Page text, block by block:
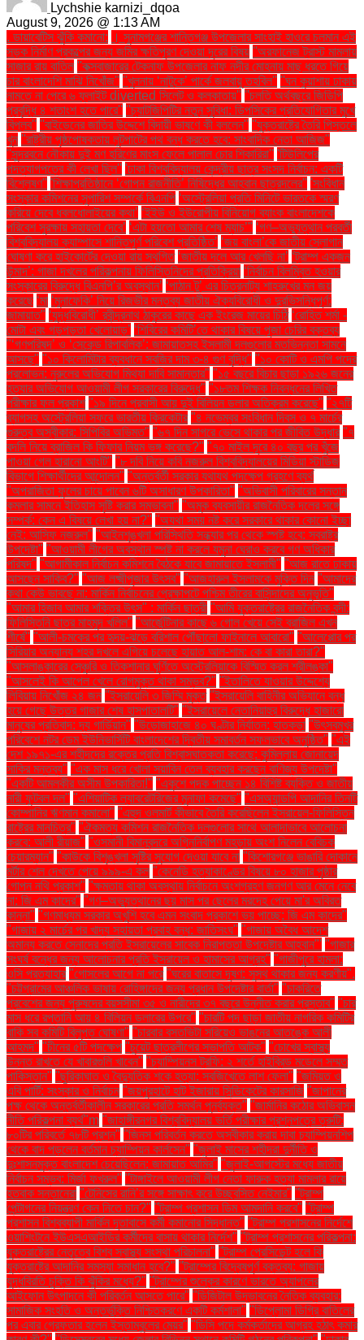
Lychshie karnizi_dqoa
August 9, 2026 @ 1:13 AM
. ডায়াবেটিস ঝুঁকি কমানো:
। সুনামগঞ্জের শান্তিগঞ্জ উপজেলার সাংহাই হাওরে চলমান এই
সড়ক নির্মাণ প্রকল্পের জন্য জমির ক্ষতিপূরণ দেওয়া দূরের বিষয় ''অরফানেজ ট্রাস্ট মামলায়
সাজার রায় বাতিল ''কক্সবাজারের টেকনাফ উপজেলার নাফ নদীর মোহনায় মাছ ধরতে গিয়ে
চার বাংলাদেশি মাঝি নিখোঁজ'' ''খুলনায় ‘নাটুকে’ পার্কে জলবায়ু তহবিল'' ''ঘন কুয়াশায় ঢাকায়
নামতে না পেরে ৬ ফ্লাইট diverted সিলেট ও কলকাতায়'' ''চলতি অর্থবছরে জিডিপি
প্রবৃদ্ধি ৪ শতাংশ হতে পারে'' ''চ্যাটজিপিটির নতুন সুবিধা: ডিপসিকের প্রতিযোগিতার মুখে
বিপ্লব'' ''বাইডেনের জাতির উদ্দেশে বিদায়ী ভাষণে কী বললেন'' ''যুক্তরাষ্ট্রে তৈরি পিস্তলে
খুন ''রাষ্ট্রীয় পৃষ্ঠপোষকতায় লুটপাটের পথ বন্ধ করতে হবে: সাংবাদিক নেতা আজিজ"
''সুন্দরবনে নৌকায় দুই মণ হরিণের মাংস ফেলে পালাল চোর শিকারিরা'' 'টিউলিপের
পদত্যাগপত্রে কী লেখা ছিল'' 'ঢাকা বিশ্ববিদ্যালয় কেন্দ্রীয় ছাত্র সংসদ নির্বাচন: একটি
বিশ্লেষণ'' 'শিক্ষাপ্রতিষ্ঠানে ‘গোপন রাজনীতি’ নিষিদ্ধের আহ্বান ছাত্রদলের'' 'সংবিধান
সংস্কার কমিশনের সুপারিশ সম্পর্কে বিএনপি ‘অস্ট্রেলিয়া প্রতি মিনিটে ভারতকে স্মরণ
করিয়ে দেবে ধবলধোলাইয়ের কথা’ ‘ইইউ ও ইউরোপীয় বিনিয়োগ ব্যাংক বাংলাদেশকে
পরিবেশ সুরক্ষায় সহায়তা দেবে’ ‘এটা হয়তো আমার শেষ ম্যাচ’" ‘গণ–অভ্যুত্থান পরবর্তী
বিশ্ববিদ্যালয় ক্যাম্পাসে শান্তিপূর্ণ পরিবেশ প্রতিষ্ঠিত’ ‘জয় বাংলা’কে জাতীয় স্লোগান
ঘোষণা করে হাইকোর্টের দেওয়া রায় স্থগিত ‘জাতীয় দলে আর খেলছি না’ ‘ট্রাম্প একজন
উন্মাদ’: গাজা দখলের পরিকল্পনায় ফিলিস্তিনিদের প্রতিক্রিয়া ‘নির্বাচন বিলম্বিত হওয়ার
সংস্কারের বিরুদ্ধে বিএনপি’র অবস্থান’ ‘পাঠান টু’ এর চিত্রনাট্য শাহরুখের মন জয়
করেছে ‘মা ‘মুনাফেকি’ নিয়ে রিজভীর মন্তব্য জাতীয় ঐক্যবিরোধী ও দুরভিসন্ধিপূর্ণ:
জামায়াত" ‘যুদ্ধবিরোধী’ রবীন্দ্রনাথ ঠাকুরের কাছে এক ইংরেজ মায়ের চিঠি ‘রোহিত শর্মা -
মোটা এবং গড়পড়তা খেলোয়াড়’ ‘শিবিরের কমিটি’তে থাকার বিষয়ে পূজা চেরির বক্তব্য
"‘গণপরিষদ’ ও ‘সেকেন্ড রিপাবলিক’: জামায়াতসহ ইসলামী দলগুলোর মতভিন্নতা সামনে
আসছে" "১০ কিলোমিটার ব্যবধানে সবজির দাম ৩-৪ গুণ বৃদ্ধি" "১০ কোটি ও এমপি পদের
প্রলোভন: নুরুলের অভিযোগ মিথ্যা দাবি সামান্তার" "১৫ বছরে বিচার ছাড়া ১৯২৬ জনের
হত্যার অভিযোগ আওয়ামী লীগ সরকারের বিরুদ্ধে" "১৮তম শিক্ষক নিবন্ধনের লিখিত
পরীক্ষার ফল প্রকাশ "১৯ দিনে প্রবাসী আয় দুই বিলিয়ন ডলার অতিক্রম করেছে" "২৭টি
ব্যাগসহ অস্ট্রেলিয়া সফরে ভারতীয় ক্রিকেটার "৪ নভেম্বর সংবিধান দিবস ও ৭ মার্চের
গুরুত্ব অস্বীকার: সিপিবির অভিমত" "৬৭ দিন সাগরে ভেসে থাকার পর জীবিত উদ্ধার "৭
বদলি নিয়ে ব্রাজিল কি ফিফার নিয়ম ভঙ্গ করেছে?" "৭০ মাইল দূরে ৪০ বছর পর খুঁজে
পাওয়া গেল হারানো আংটি" "৮ দবি নিয়ে কবি নজরুল বিশ্ববিদ্যালয়ের মিডিয়া স্টাডিজ
বিভাগে শিক্ষার্থীদের আন্দোলন" "অন্তর্বর্তী সরকার যথাযথ পদক্ষেপ গ্রহণে ব্যর্থ
"অপরাজিতা ফুলের চায়ে পাবেন ৬টি অসাধারণ উপকারিতা" "অভিবাসী পরিবারের সন্তান
কমলার সামনে ইতিহাস সৃষ্টি করার সম্ভাবনা" "অমুক ব্যবসায়ীর রাজনৈতিক দলের সঙ্গে
সম্পর্ক: কেন এ বিষয়ে লেখা হয় না?" "অযথা সময় নষ্ট করে সরকারে থাকার কোনো ইচ্ছা
নেই: আসিফ নজরুল" "আইনশৃঙ্খলা পরিস্থিতি সন্ধ্যার পর থেকে স্পষ্ট হবে: স্বরাষ্ট্র
উপদেষ্টা" "আওয়ামী লীগের অবস্থান স্পষ্ট না করলে যমুনা ঘেরাও করবে গণ অধিকার
পরিষদ" "আগামীকাল নির্বাচন কমিশনে বৈঠকে যাবে জামায়াতে ইসলামী" "আজ রাতে ঢাকায়
আসছেন সাকিব?" "আজ লক্ষ্মীপূজার উৎসব" "আজহারুল ইসলামকে মুক্তি দিন "আমাদের
কথা কেউ ভাবছে না: মার্কিন নির্বাচনের প্রেক্ষাপটে পশ্চিম তীরের বাসিন্দাদের অনুভূতি"
"আমার হিজাব আমার শক্তির উৎস" : মার্কিন ছাত্রী "আমি যুক্তরাষ্ট্রের রাজনৈতিক বন্দী:
ফিলিস্তিনি ছাত্র মাহমুদ খলিল" "আর্জেন্টিনার কাছে ৬ গোল খেয়ে সেই ব্রাজিল এখন
শীর্ষে" "আলী-চমকের পর হৃদয়-ঝড়ে বরিশাল পৌঁছালো ফাইনালে আবারো" "আলেপ্পোর পর
সিরিয়ার অন্যান্য শহর দখলে এগিয়ে চলেছে হায়াত আল-শাম: কে বা কারা তারা?"
"আসলাঙ্কারের সেঞ্চুরি ও তিকশানার ঘূর্ণিতে অস্ট্রেলিয়াকে বিস্মিত করল শ্রীলঙ্কা"
"আসলেই কি আপেল খেলে রোগমুক্ত থাকা সম্ভব?" "ইতালিতে যাওয়ার উদ্দেশ্যে
লিবিয়ায় নিখোঁজ ২৪ জন "ইসরায়েলি ৩ জিম্মি মুক্ত "ইসরায়েলি বাহিনীর অভিযানে বন্ধ
হয়ে গেছে উত্তর গাজার শেষ হাসপাতালটি" "ইসরায়েলে নেতানিয়াহুর বিরুদ্ধে হাজারো
মানুষের প্রতিবাদ: দ্য গার্ডিয়ান" "উড়োজাহাজে ৪০ ঘণ্টার নির্যাতন: হাতকড়া "উৎসবমুখর
পরিবেশে নটর ডেম ইউনিভার্সিটি বাংলাদেশের দ্বিতীয় সমাবর্তন সফলভাবে অনুষ্ঠিত" "এই
দেশ ১৯৭১-এর শহীদদের রক্তের প্রতি বিশ্বাসঘাতকতা করেছে: কুমিল্লায় জোনায়েদ
সাকির মন্তব্য" "এক মাস ধরে খোলা সয়াবিন তেল ব্যবহার করছেন বাণিজ্য উপদেষ্টা"
"একটি আমলকীর অসীম উপকারিতা!" "একুশে পদক পাচ্ছেন ১৪ বিশিষ্ট ব্যক্তি ও জাতীয়
নারী ফুটবল দল" "এশিয়াটিক ল্যাবরেটরিজের মুনাফা কমেছে" "এসঅ্যান্ডপি আদানির তিনটি
কোম্পানির ঋণমান কমালো" "এহুদ ওলমার্ট কীভাবে তৈরি করেছিলেন ইসরায়েল-ফিলিস্তিন
রাষ্ট্রের মানচিত্র" "ঐকমত্য কমিশন রাজনৈতিক দলগুলোর সাথে আলাদাভাবে আলোচনা
করবে: আলী রীয়াজ" "ওসমানী বিমানবন্দরে অগ্নিনির্বাপণ মহড়ায় অংশ নিলেন বেবিচক
চেয়ারম্যান" "কাউকে বিশৃঙ্খলা সৃষ্টির সুযোগ দেওয়া যাবে না "কিশোরগঞ্জে ভাঙারি দোকানে
মর্টার শেল দেখতে পেয়ে ৯৯৯-এ কল "কেনেডি হত্যাকাণ্ডের বিষয়ে ৮০ হাজার পৃষ্ঠার
গোপন নথি প্রকাশ" "ক্ষমতায় থাকা অবস্থায় নির্বাচনে অংশগ্রহণ জনগণ আর মেনে নেবে
না: জি এম কাদের" "গণ–অভ্যুত্থানের ছয় মাস পর ছেলের মরদেহ পেয়ে মা'র অবিরত
কান্না" "গণমাধ্যম সরকার অখুশি হবে এমন সংবাদ প্রকাশে ভয় পাচ্ছে: জি এম কাদের"
"গাজায় ২ মার্চের পর খাদ্য সহায়তা প্রবাহ বন্ধ: জাতিসংঘ" "গাজায় অবৈধ আদেশ
অমান্য করতে সেনাদের প্রতি ইসরায়েলের সাবেক নিরাপত্তা উপদেষ্টার আহ্বান"' "গাজার
সংঘর্ষ বন্ধের জন্য আলোচনার প্রতি ইসরায়েল ও হামাসের আগ্রহ" "গাজীপুরে হামলা:
ওসি প্রত্যাহার "গোসলের আগে না পরে "ঘরের বাতাসে দূষণ: সুস্থ থাকার জন্য করণীয়".
"চট্টগ্রামের আঞ্চলিক ভাষায় রোহিঙ্গাদের জন্য প্রধান উপদেষ্টার বার্তা" "চাকরিতে
প্রবেশের জন্য পুরুষদের বয়সসীমা ৩৫ ও নারীদের ৩৭ বছরে উন্নীত করার প্রস্তাব" "চার
মাস ধরে রপ্তানি আয় ৪ বিলিয়ন ডলারের উপরে" "চারটি পদ ছাড়া জাতীয় নাগরিক কমিটির
বাকি সব কমিটি বিলুপ্ত ঘোষণা" "চারবার বসতভিটা সরিয়েও ভাঙনের আতঙ্কে আলী
আহমদ" "চীনের ৫টি পদক্ষেপ "চুয়েট ছাত্রলীগের সভাপতি আটক" "চোখের স্বাস্থ্য
উন্নত রাখতে যে খাবারগুলি খাবেন" "চ্যাম্পিয়নস ট্রফি: ২ শর্তে হাইব্রিড মডেলে সম্মত
পাকিস্তান" "ছুরিকাঘাত ও বৈদ্যুতিক শকে হত্যা: সবজিখেতে লাশ ফেলা" "জমিয়ত ও
এবি পার্টি: সংস্কার ও নির্বাচন "জয়পুরহাটে হাট ইজারায় সিন্ডিকেটের কারসাজি "জাপানের
পক্ষ থেকে অন্তর্বর্তীকালীন সরকারের প্রতি সমর্থন পুনর্ব্যক্ত" "জার্মানির কঠোর অভিবাসন
নীতি পরিকল্পনা ব্যর্থ"m "জাহাঙ্গীরনগর বিশ্ববিদ্যালয় ভর্তি পরীক্ষার প্রশ্নপত্রে ত্রুটি:
৮০টির পরিবর্তে ৭৮টি প্রশ্ন" "জিনস পরিবর্তন করতে অস্বীকার করায় দাবা চ্যাম্পিয়নশিপ
থেকে বাদ পড়লেন বর্তমান চ্যাম্পিয়ন কার্লসেন" "জুলাই মাসের শহীদরা দুর্নীতি ও
দুঃশাসনমুক্ত বাংলাদেশ চেয়েছিলেন: জামায়াত আমির" "জুলাই-আগস্টের মধ্যে জাতীয়
নির্বাচন সম্ভব: মির্জা ফখরুল" "টাঙ্গাইলে আওয়ামী লীগ নেতা ফারুক হত্যা মামলার রায়ে
হতবাক সন্তানেরা "টেনিসের রানি’র সঙ্গে সাক্ষাৎ করে উচ্ছ্বসিত নেইমার" "ট্রাম্প
পেন্টাগনের নিয়ন্ত্রণ কেন নিতে চান?" "ট্রাম্প প্রশাসন ডিম আমদানি করবে" "ট্রাম্প
প্রশাসন বিশ্বব্যাপী মার্কিন দূতাবাসে কর্মী কমানোর সিদ্ধান্ত" "ট্রাম্প প্রশাসনের নির্দেশে
ওয়াশিংটনে ইউএসএআইডির কর্মীদের বাসায় থাকার নির্দেশ" "ট্রাম্প প্রশাসনের পরিকল্পনা:
যুক্তরাষ্ট্রের নেতৃত্বে বিশ্ব স্বাস্থ্য সংস্থা পরিচালনা" "ট্রাম্প প্রেসিডেন্ট হলে কি
যুক্তরাষ্ট্রে আদানির সমস্যা সমাধান হবে?" "ট্রাম্পের বিদ্বেষপূর্ণ বক্তব্য: গাজায়
যুদ্ধবিরতি চুক্তি কি ঝুঁকির মধ্যে?" "ট্রাম্পের শুল্কের কারণে ভারতে অ্যাপলের
আইফোন উৎপাদনে কী পরিবর্তন আসতে পারে" "ডিজিটাল উদ্ভাবনের নৈতিক ব্যবহার:
সামাজিক সংহতি ও অন্তর্ভুক্তি নিশ্চিতকরণে একটি কর্মশালা" "ডিপ্লোমা ডিগ্রি বাতিলের
পর এবার গ্রেফতার হলেন ইস্তাম্বুলের মেয়র" "ডিসি পদে কর্মকর্তাদের আগ্রহ হঠাৎ কমার